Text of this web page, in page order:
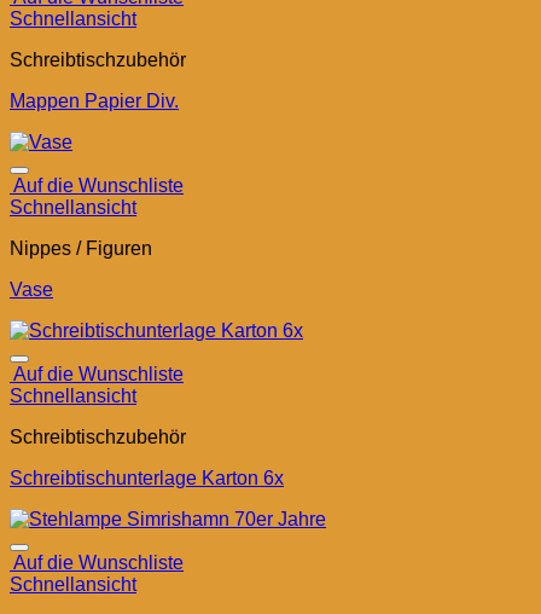
Schnellansicht
Schreibtischzubehör
Mappen Papier Div.
Auf die Wunschliste
Schnellansicht
Nippes / Figuren
Vase
Auf die Wunschliste
Schnellansicht
Schreibtischzubehör
Schreibtischunterlage Karton 6x
Auf die Wunschliste
Schnellansicht